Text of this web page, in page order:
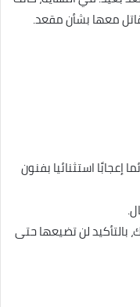
معها بشأن مقعد.
إعجابًا استثنائيا بفنون
بالتأكيد لن تضيعها حتى